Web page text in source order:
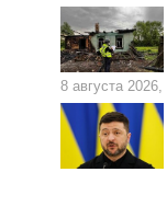
8 августа